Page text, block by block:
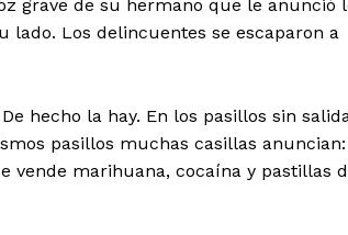
grave de su hermano que le anunció
lado. Los delincuentes se escaparon a
hecho la hay. En los pasillos sin
pasillos muchas casillas anuncian:
vende marihuana, cocaína y pastillas